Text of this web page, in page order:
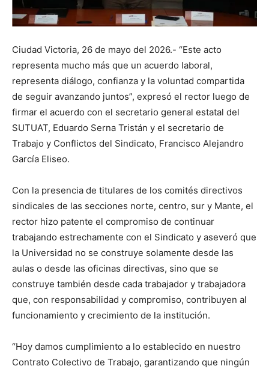
Ciudad Victoria, 26 de mayo del 2026.- “Este acto
representa mucho más que un acuerdo laboral,
representa diálogo, confianza y la voluntad compartida
de seguir avanzando juntos”, expresó el rector luego de
firmar el acuerdo con el secretario general estatal del
SUTUAT, Eduardo Serna Tristán y el secretario de
Trabajo y Conflictos del Sindicato, Francisco Alejandro
García Eliseo.
Con la presencia de titulares de los comités directivos
sindicales de las secciones norte, centro, sur y Mante, el
rector hizo patente el compromiso de continuar
trabajando estrechamente con el Sindicato y aseveró que
la Universidad no se construye solamente desde las
aulas o desde las oficinas directivas, sino que se
construye también desde cada trabajador y trabajadora
que, con responsabilidad y compromiso, contribuyen al
funcionamiento y crecimiento de la institución.
“Hoy damos cumplimiento a lo establecido en nuestro
Contrato Colectivo de Trabajo, garantizando que ningún